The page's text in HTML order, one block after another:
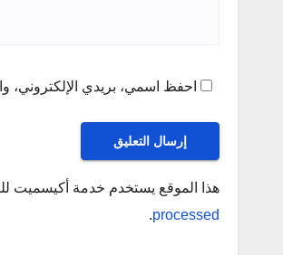
احفظ اسمي، بريدي الإلكتروني،
هذا الموقع يستخدم خدمة أكيسميت
processed
.